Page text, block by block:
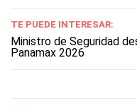
TE PUEDE INTERESAR:
Ministro de Seguridad
Panamax 2026